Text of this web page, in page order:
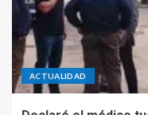
ACTUALIDAD